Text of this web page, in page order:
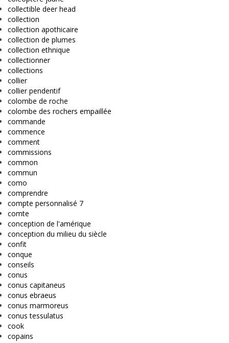
collectible deer head
collection
collection apothicaire
collection de plumes
collection ethnique
collectionner
collections
collier
collier pendentif
colombe de roche
colombe des rochers empaillée
commande
commence
comment
commissions
common
commun
como
comprendre
compte personnalisé 7
comte
conception de l'amérique
conception du milieu du siècle
confit
conque
conseils
conus
conus capitaneus
conus ebraeus
conus marmoreus
conus tessulatus
cook
copains